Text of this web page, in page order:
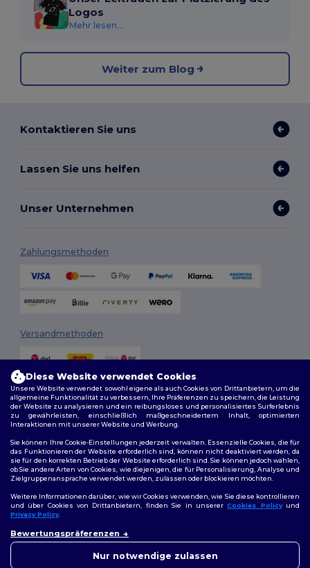
Logos
Mehr lesen...
Weiter zum Blog
Kontaktieren Sie uns
Lassen Sie uns helfen
Unser Unternehmen
Zahlungsmethoden
Versandmethoden
Allgemeine Geschäftsbedingungen|Personalisierungsrichtlinien
|
Datenschutzbestimmungen
Berlin|Hamburg|München|Köln|Frankfurt|Essen|Dortmund|
Düsseldorf|Bremen
Diese Website verwendet Cookies
Unsere Website verwendet sowohl eigene als auch Cookies von Drittanbietern, um die
allgemeine Funktionalität zu verbessern, Ihre Präferenzen zu speichern, die Leistung
der Website zu analysieren und ein reibungsloses und personalisiertes Surferlebnis
zu gewährleisten, einschließlich maßgeschneidertem Inhalt, optimierten
Interaktionen mit unserer Website und Werbung.
Sie können Ihre Cookie-Einstellungen jederzeit verwalten. Essenzielle Cookies, die für
das Funktionieren der Website erforderlich sind, können nicht deaktiviert werden, da
sie für den korrekten Betrieb der Website erforderlich sind. Sie können jedoch wählen,
ob Sie andere Arten von Cookies, wie diejenigen, die für Personalisierung, Analyse und
Zielgruppenansprache verwendet werden, zulassen oder blockieren möchten.
Weitere Informationen darüber, wie wir Cookies verwenden, wie Sie diese kontrollieren
und über Cookies von Drittanbietern, finden Sie in unsererCookies Policyund
Privacy Policy.
Bewertungspräferenzen
Nur notwendige zulassen
uns jederzeit kontaktieren.